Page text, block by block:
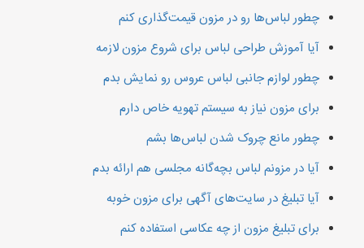
چطور لباس‌ها رو در مزون قیمت‌گذاری کنم
آیا آموزش طراحی لباس برای شروع مزون لازمه
چطور لوازم جانبی لباس عروس رو نمایش بدم
برای مزون نیاز به سیستم تهویه خاص دارم
چطور مانع چروک شدن لباس‌ها بشم
آیا در مزونم لباس بچه‌گانه مجلسی هم ارائه بدم
آیا تبلیغ در سایت‌های آگهی برای مزون خوبه
برای تبلیغ مزون از چه عکاسی استفاده کنم